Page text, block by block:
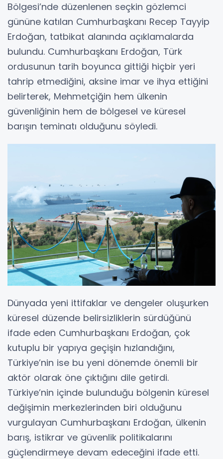
Bölgesi’nde düzenlenen seçkin gözlemci
gününe katılan Cumhurbaşkanı Recep Tayyip
Erdoğan, tatbikat alanında açıklamalarda
bulundu. Cumhurbaşkanı Erdoğan, Türk
ordusunun tarih boyunca gittiği hiçbir yeri
tahrip etmediğini, aksine imar ve ihya ettiğini
belirterek, Mehmetçiğin hem ülkenin
güvenliğinin hem de bölgesel ve küresel
barışın teminatı olduğunu söyledi.
Dünyada yeni ittifaklar ve dengeler oluşurken
küresel düzende belirsizliklerin sürdüğünü
ifade eden Cumhurbaşkanı Erdoğan, çok
kutuplu bir yapıya geçişin hızlandığını,
Türkiye’nin ise bu yeni dönemde önemli bir
aktör olarak öne çıktığını dile getirdi.
Türkiye’nin içinde bulunduğu bölgenin küresel
değişimin merkezlerinden biri olduğunu
vurgulayan Cumhurbaşkanı Erdoğan, ülkenin
barış, istikrar ve güvenlik politikalarını
güçlendirmeye devam edeceğini ifade etti.